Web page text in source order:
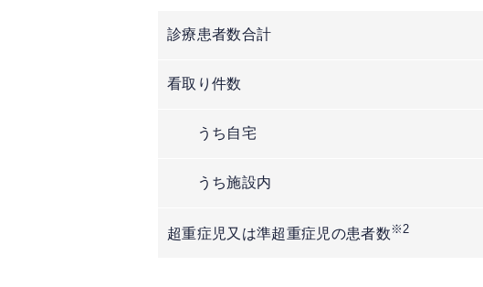
診療患者数合計
看取り件数
うち自宅
うち施設内
超重症児又は準超重症児の患者数 ※2